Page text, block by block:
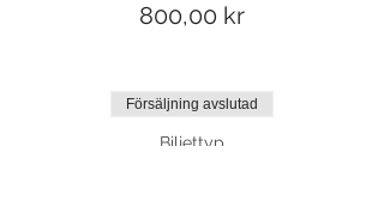
800,00 kr
Försäljning avslutad
Biljettyp